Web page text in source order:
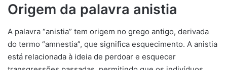
Origem da palavra anistia
A palavra “anistia” tem origem no grego antigo, derivada
do termo “amnestia”, que significa esquecimento. A anistia
está relacionada à ideia de perdoar e esquecer